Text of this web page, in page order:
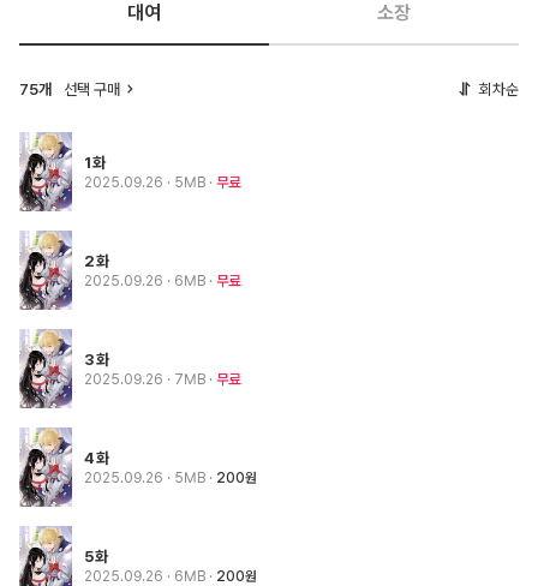
대여 소장
75개 선택 구매 회차순
1화
2025.09.26 · 5MB 무료
2화
2025.09.26 · 6MB 무료
3화
2025.09.26 · 7MB 무료
4화
2025.09.26 · 5MB 200원
5화
2025.09.26 · 6MB 200원